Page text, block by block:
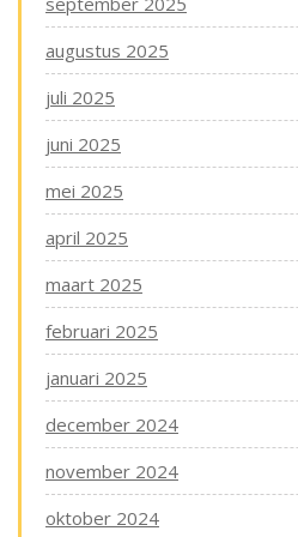
augustus 2025
juli 2025
juni 2025
mei 2025
april 2025
maart 2025
februari 2025
januari 2025
december 2024
november 2024
oktober 2024